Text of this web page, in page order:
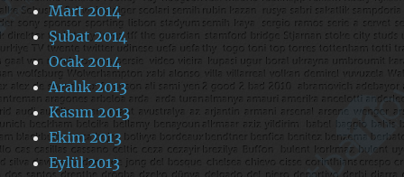
Mart 2014
Şubat 2014
Ocak 2014
Aralık 2013
Kasım 2013
Ekim 2013
Eylül 2013